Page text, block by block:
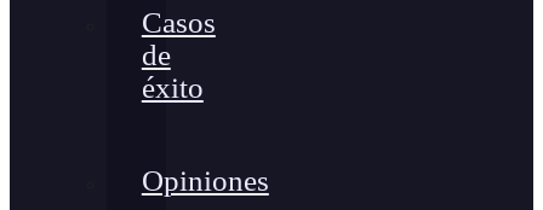
Casos
de
éxito
Opiniones